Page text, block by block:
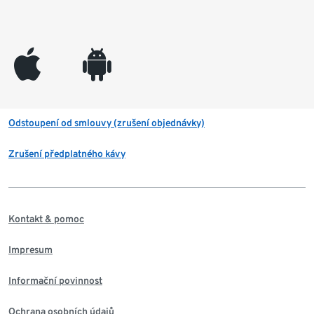
appleinc android
Odstoupení od smlouvy (zrušení objednávky)
Zrušení předplatného kávy
Kontakt & pomoc
Impresum
Informační povinnost
Ochrana osobních údajů